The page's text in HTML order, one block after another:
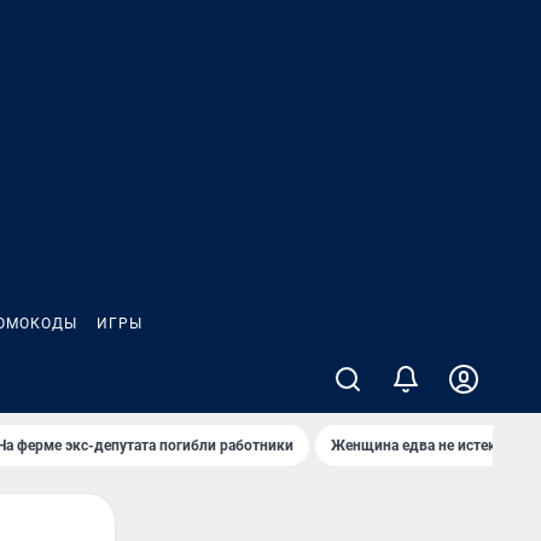
ИГРЫ
ферме экс-депутата погибли работники Женщина едва не истекла